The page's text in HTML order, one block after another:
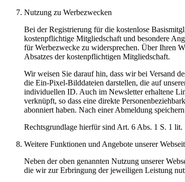
Nutzung zu Werbezwecken
Bei der Registrierung für die kostenlose
kostenpflichtige Mitgliedschaft und besondere
für Werbezwecke zu widersprechen. Über Ihren
Absatzes der kostenpflichtigen Mitgliedschaft.
Wir weisen Sie darauf hin, dass wir bei Versand
die Ein-Pixel-Bilddateien darstellen, die auf
individuellen ID. Auch im Newsletter erhaltene
verknüpft, so dass eine direkte
abonniert haben. Nach einer Abmeldung
Rechtsgrundlage hierfür sind Art. 6 Abs. 1 S. 1
Weitere Funktionen und Angebote unserer
Neben der oben genannten Nutzung unserer
die wir zur Erbringung der jeweiligen Leistung